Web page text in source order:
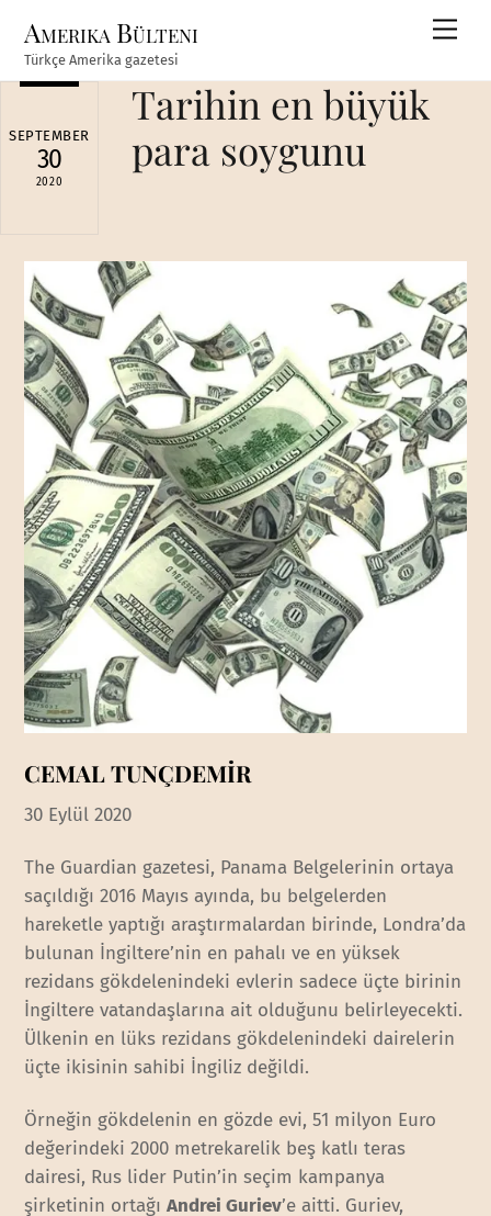
content
Amerika Bülteni
Türkçe Amerika gazetesi
SEPTEMBER
30
2020
Tarihin en büyük
para soygunu
CEMAL TUNÇDEMİR
30 Eylül 2020
The Guardian gazetesi, Panama Belgelerinin ortaya
saçıldığı 2016 Mayıs ayında, bu belgelerden
hareketle yaptığı araştırmalardan birinde, Londra’da
bulunan İngiltere’nin en pahalı ve en yüksek
rezidans gökdelenindeki evlerin sadece üçte birinin
İngiltere vatandaşlarına ait olduğunu belirleyecekti.
Ülkenin en lüks rezidans gökdelenindeki dairelerin
üçte ikisinin sahibi İngiliz değildi.
Örneğin gökdelenin en gözde evi, 51 milyon Euro
değerindeki 2000 metrekarelik beş katlı teras
dairesi, Rus lider Putin’in seçim kampanya
şirketinin ortağıAndrei Guriev’e aitti. Guriev,